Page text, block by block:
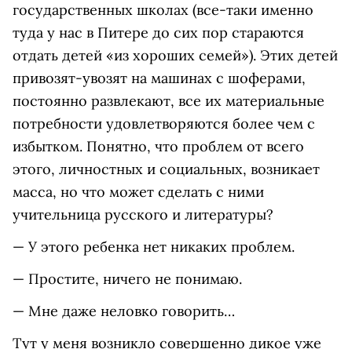
государственных школах (все-таки именно
туда у нас в Питере до сих пор стараются
отдать детей «из хороших семей»). Этих детей
привозят-увозят на машинах с шоферами,
постоянно развлекают, все их материальные
потребности удовлетворяются более чем с
избытком. Понятно, что проблем от всего
этого, личностных и социальных, возникает
масса, но что может сделать с ними
учительница русского и литературы?
— У этого ребенка нет никаких проблем.
— Простите, ничего не понимаю.
— Мне даже неловко говорить…
Тут у меня возникло совершенно дикое уже